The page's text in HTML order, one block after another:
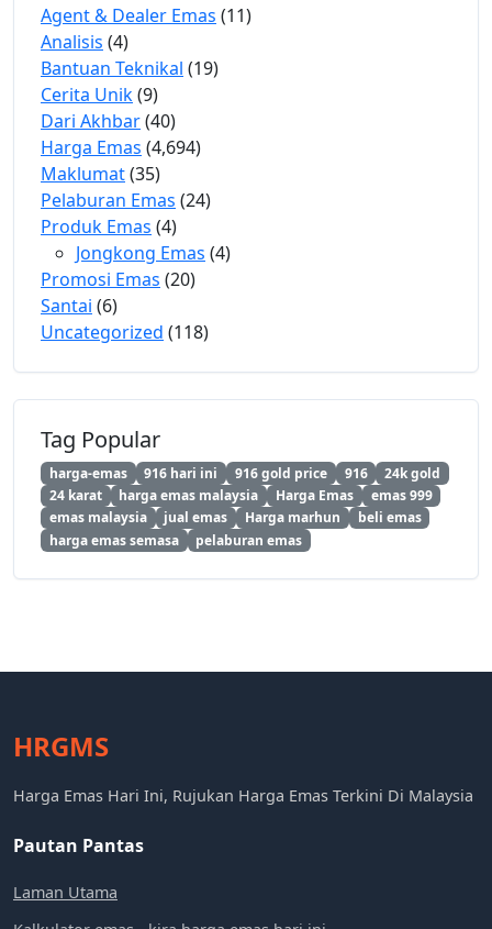
Agent & Dealer Emas (11)
Analisis (4)
Bantuan Teknikal (19)
Cerita Unik(9)
Dari Akhbar(40)
Harga Emas (4,694)
Maklumat(35)
Pelaburan Emas (24)
Produk Emas (4)
Jongkong Emas (4)
Promosi Emas (20)
Santai (6)
Uncategorized (118)
Tag Popular
harga-emas 916 hari ini 916 gold price 916
24k gold
24 karat
harga emas malaysia Harga Emas
emas 999
emas malaysia
jual emas Harga marhun
beli emas
harga emas semasa
pelaburan emas
HRGMS
Harga Emas Hari Ini, Rujukan Harga Emas Terkini Di Malaysia
Pautan Pantas
Laman Utama